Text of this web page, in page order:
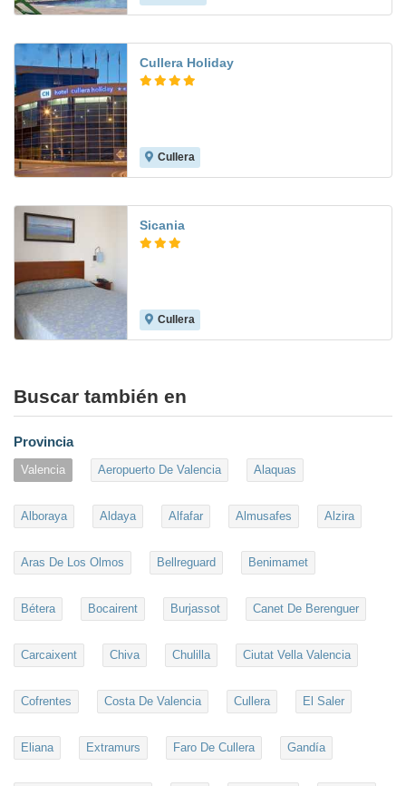
Cullera Holiday
Cullera
Sicania
Cullera
Buscar también en
Provincia
Valencia Aeropuerto De Valencia Alaquas
Alboraya Aldaya Alfafar Almusafes Alzira
Aras De Los Olmos Bellreguard Benimamet
Bétera Bocairent Burjassot Canet De Berenguer
Carcaixent Chiva Chulilla Ciutat Vella Valencia
Cofrentes Costa De Valencia Cullera El Saler
Eliana Extramurs Faro De Cullera Gandía